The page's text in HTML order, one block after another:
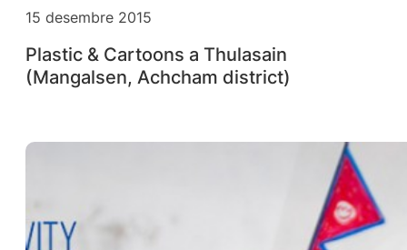
15 desembre 2015
Plastic & Cartoons a Thulasain
(Mangalsen, Achcham district)